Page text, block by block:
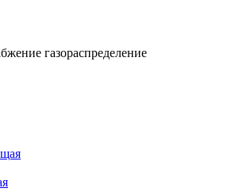
газораспределение